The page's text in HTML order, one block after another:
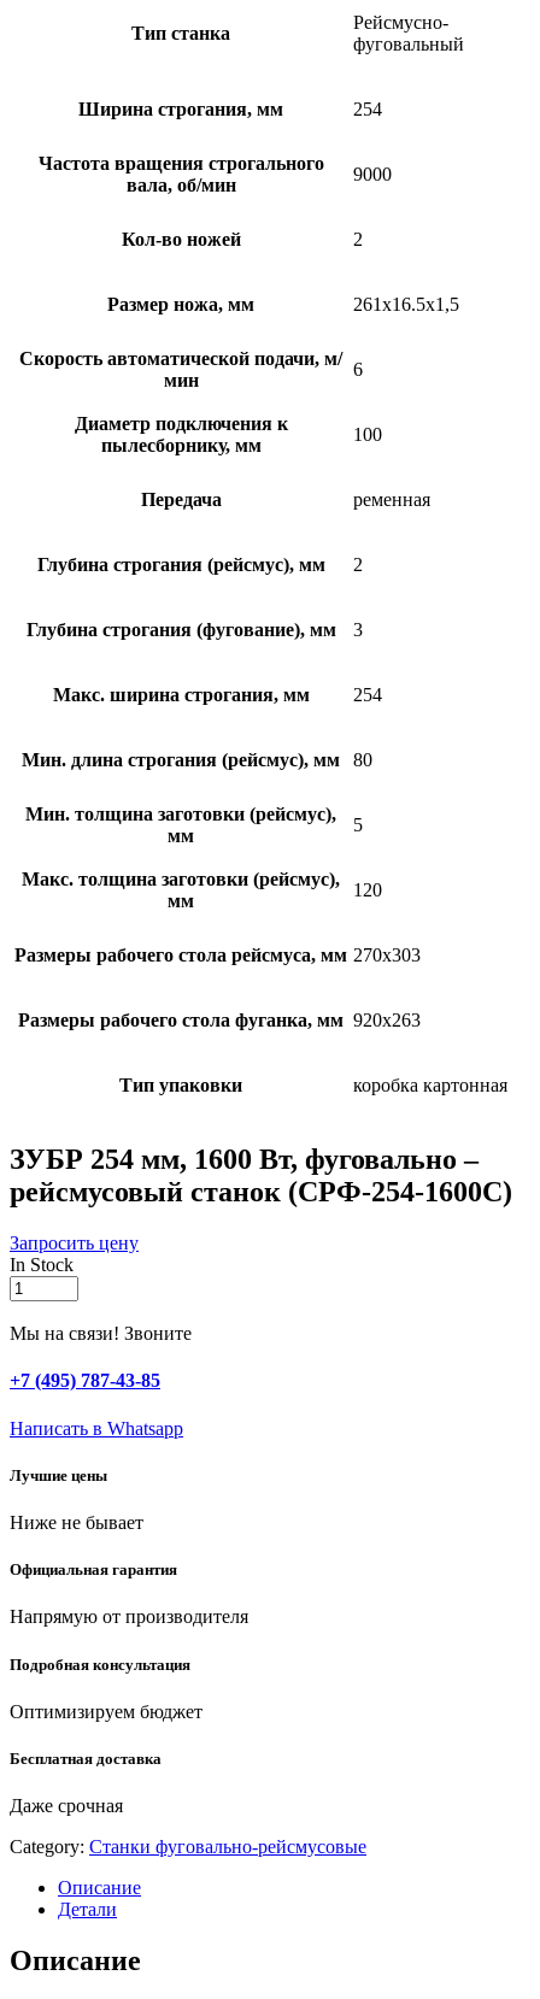
Тип станка
Рейсмусно-
фуговальный
Ширина строгания, мм 254
Частота вращения строгального
вала, об/мин
9000
Кол-во ножей 2
Размер ножа, мм 261х16.5х1,5
Скорость автоматической подачи, м/
мин
6
Диаметр подключения к
пылесборнику, мм
100
Передача ременная
Глубина строгания (рейсмус), мм 2
Глубина строгания (фугование), мм 3
Макс. ширина строгания, мм 254
Мин. длина строгания (рейсмус), мм 80
Мин. толщина заготовки (рейсмус),
мм
5
Макс. толщина заготовки (рейсмус),
мм
120
Размеры рабочего стола рейсмуса, мм 270х303
Размеры рабочего стола фуганка, мм 920х263
Тип упаковки коробка картонная
ЗУБР 254 мм, 1600 Вт, фуговально –
рейсмусовый станок (СРФ-254-1600С)
Запросить цену
In Stock
ЗУБР
254
мм,
Вт,
фуговально
рейсмусовый
(СРФ-254-
quantity
Мы на связи! Звоните
+7 (495) 787-43-85
Написать в Whatsapp
Лучшие цены
Ниже не бывает
Официальная гарантия
Напрямую от производителя
Подробная консультация
Оптимизируем бюджет
Бесплатная доставка
Даже срочная
Category: Станки фуговально-рейсмусовые
Описание
Детали
Описание